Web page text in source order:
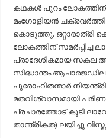
കഥകൾ പുറം ലോകത്തിന്
മംഗോളിയൻ ചക്രവർത്തി
കൊടുത്തു. ഒറ്റാരാത്രി
ലോകത്തിന് സമർപ്പിച്ച
പ്രാദേശികമായ സകല
സിദ്ധാന്തം
പുരോഹിതന്മാർ
മതവിശ്വാസമായി
പ്രചാരത്തോട് കൂടി
താന്ത്രികത) ലയിച്ചു